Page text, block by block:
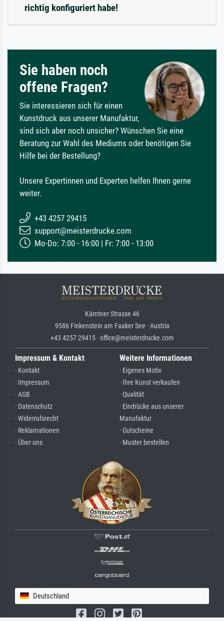
richtig konfiguriert habe!
Sie haben noch
offene Fragen?
Sie interessieren sich für einen
Kunstdruck aus unserer Manufaktur,
sind sich aber noch unsicher? Wünschen Sie eine
Beratung zur Wahl des Mediums oder benötigen Sie
Hilfe bei der Bestellung?
Unsere Expertinnen und Experten helfen Ihnen gerne
weiter.
+43 4257 29415
support@meisterdrucke.com
Mo-Do: 7:00 - 16:00 | Fr: 7:00 - 13:00
Kärntner Strasse 46
9586 Finkenstein am Faaker See · Austria
+43 4257 29415 · office@meisterdrucke.com
Impressum & Kontakt
· Kontakt
· Impressum
· AGB
· Datenschutz
· Widerrufsrecht
· Reklamationen
· Über uns
Weitere Informationen
· Eigenes Motiv
· Ihre Kunst verkaufen
· Qualität
· Eindrücke aus unserer
Manufaktur
· Gutscheine
· Muster bestellen
Deutschland